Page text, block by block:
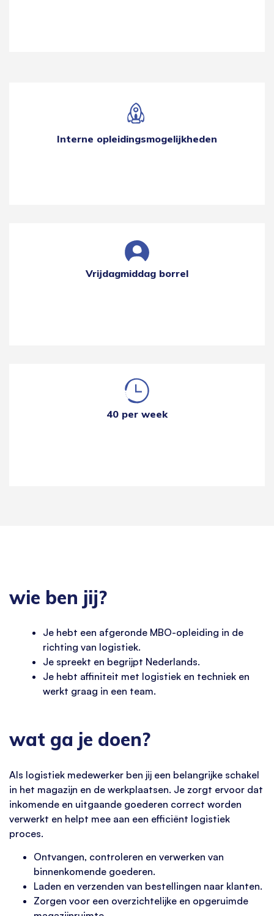
Interne opleidingsmogelijkheden
Vrijdagmiddag borrel
40 per week
wie ben jij?
Je hebt een afgeronde MBO-opleiding in de
richting van logistiek.
Je spreekt en begrijpt Nederlands.
Je hebt affiniteit met logistiek en techniek en
werkt graag in een team.
wat ga je doen?
Als logistiek medewerker ben jij een belangrijke schakel
in het magazijn en de werkplaatsen. Je zorgt ervoor dat
inkomende en uitgaande goederen correct worden
verwerkt en helpt mee aan een efficiënt logistiek
proces.
Ontvangen, controleren en verwerken van
binnenkomende goederen.
Laden en verzenden van bestellingen naar klanten.
Zorgen voor een overzichtelijke en opgeruimde